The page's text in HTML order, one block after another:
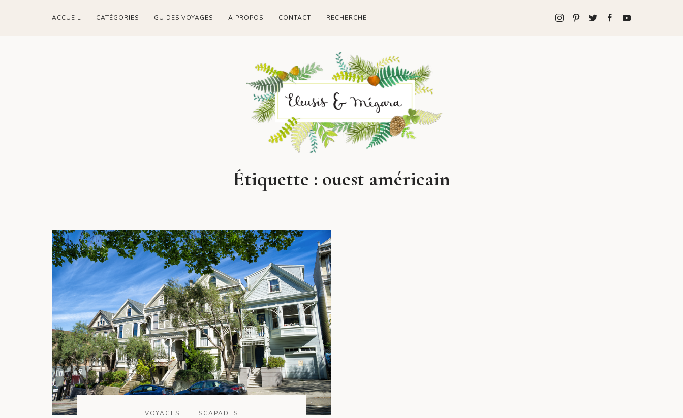
ACCUEIL CATÉGORIES GUIDES VOYAGES A PROPOS CONTACT RECHERCHE
Étiquette : ouest américain
VOYAGES ET ESCAPADES